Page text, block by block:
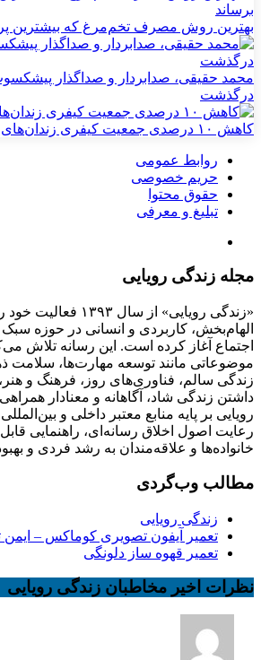
بهترین روش مصرف تخم‌مرغ که بیشترین
محمد حقیقی، صدابردار و صداگذار
درگذشت
کاهش ۱۰ درصدی جمعیت کیفری زندان‌های بوشهر
روابط عمومی
حریم خصوصی
حقوق محتوا
تبلیغ و معرفی
مجله زندگی رویایی
«زندگی رویایی» از
الهام‌بخش، کاربردی و انسانی در حوزه
اجتماع آغاز کرده است. این رسانه تلاش
موضوعاتی مانند توسعه مهارت‌ها، سلامت
زندگی سالم، فناوری‌های روز، فرهنگ و
داشتن زندگی شاد، آگاهانه و معنادار
رویایی بر پایه منابع معتبر داخلی و
رعایت اصول اخلاق رسانه‌ای، راهنمایی
خانواده‌ها و علاقه‌مندان به رشد فردی و
مطالب وب‌گردی
زندگی رویایی
تعمیر آیفون تصویری کوماکس – ایمن
تعمیر قهوه ساز دلونگی
نظرات اخیر مخاطبان زندگی رویایی